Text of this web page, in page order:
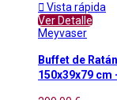
 Vista rápida
Ver Detalle
Meyvaser
Buffet de
150x39x79 cm